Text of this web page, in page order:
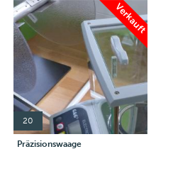
Verkauft
20
Präzisionswaage